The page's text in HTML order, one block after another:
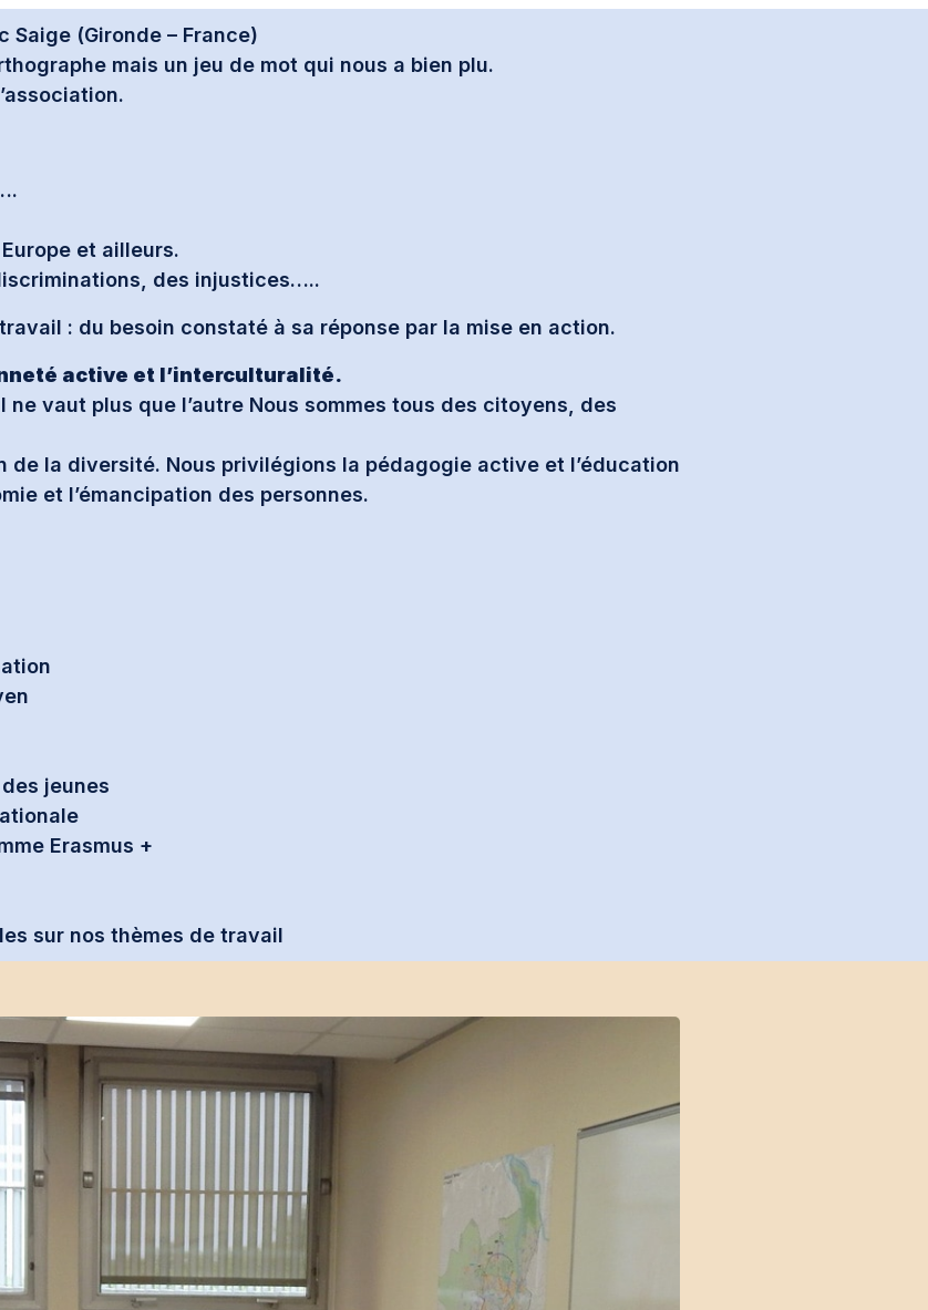
Saige (Gironde – France)
mais un jeu de mot qui nous a bien plu.
et ailleurs.
des injustices…..
: du besoin constaté à sa réponse par la mise en action.
active et l’interculturalité.
vaut plus que l’autre Nous sommes tous des citoyens, des
la diversité. Nous privilégions la pédagogie active et l’éducation
et l’émancipation des personnes.
jeunes
Erasmus +
sur nos thèmes de travail